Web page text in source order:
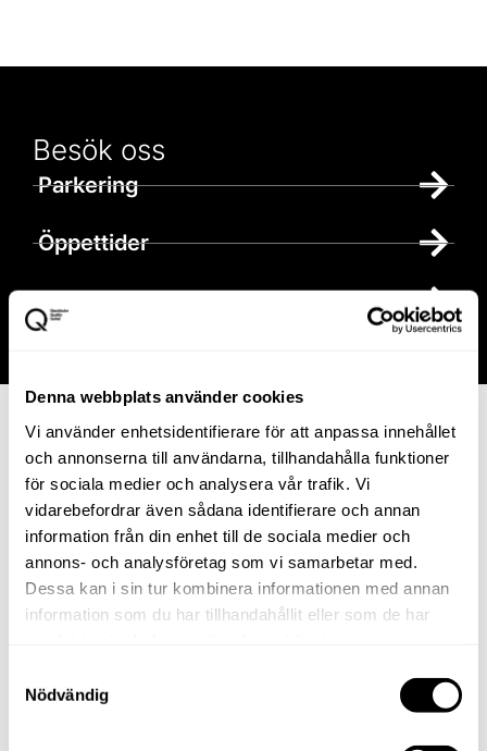
Denna webbplats använder cookies
Vi använder enhetsidentifierare för att anpassa innehållet
och annonserna till användarna, tillhandahålla funktioner
för sociala medier och analysera vår trafik. Vi
vidarebefordrar även sådana identifierare och annan
information från din enhet till de sociala medier och
annons- och analysföretag som vi samarbetar med.
Dessa kan i sin tur kombinera informationen med annan
information som du har tillhandahållit eller som de har
Nödvändig
Besök oss
Parkering
Öppettider
Anmäl dig till
vårt
nyhetsbrev
Bli vän med oss så får du
tips och information om
nya butiker, varumärken
och när det händer något